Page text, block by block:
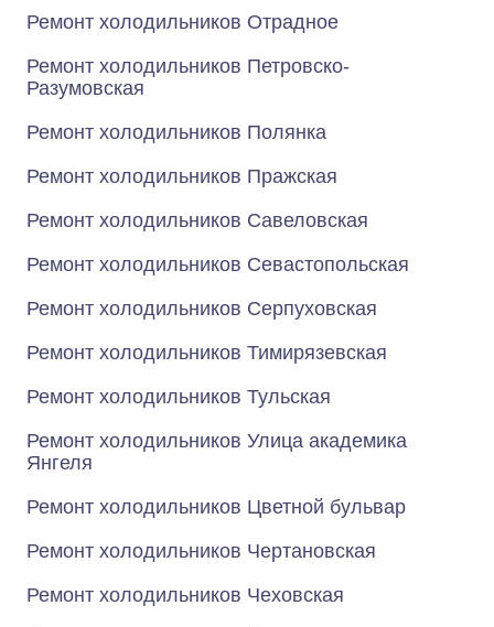
Ремонт холодильников Отрадное
Ремонт холодильников Петровско-
Разумовская
Ремонт холодильников Полянка
Ремонт холодильников Пражская
Ремонт холодильников Савеловская
Ремонт холодильников Севастопольская
Ремонт холодильников Серпуховская
Ремонт холодильников Тимирязевская
Ремонт холодильников Тульская
Ремонт холодильников Улица академика
Янгеля
Ремонт холодильников Цветной бульвар
Ремонт холодильников Чертановская
Ремонт холодильников Чеховская